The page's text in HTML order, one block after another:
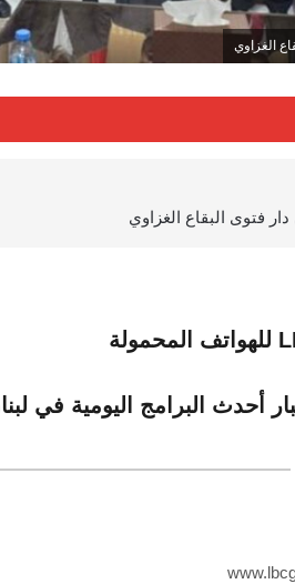
الغزاوي
فتوى البقاع الغزاوي
أحدث البرامج اليومية في